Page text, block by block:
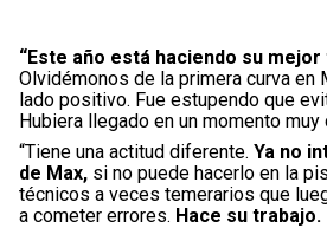
“Este año está haciendo su
Olvidémonos de la primera curva en
lado positivo. Fue estupendo que
Hubiera llegado en un momento
“Tiene una actitud diferente. Ya no
de Max, si no puede hacerlo en la
técnicos a veces temerarios que
a cometer errores. Hace su trabajo.